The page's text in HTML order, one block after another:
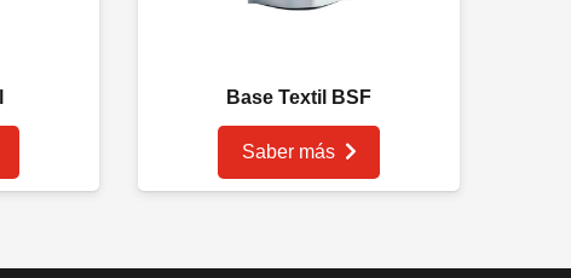
Base Textil BSF
Saber más